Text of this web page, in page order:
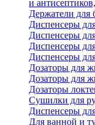
и
Держатели для
Диспенсеры
Диспенсеры
Диспенсеры
Диспенсеры
Дозаторы для
Дозаторы для
Дозаторы
Сушилки для
Диспенсеры
Для ванной и